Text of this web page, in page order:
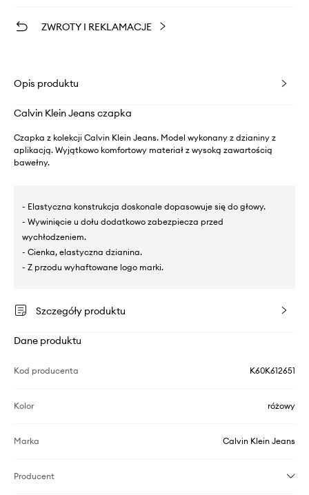
ZWROTY I REKLAMACJE
Opis produktu
Calvin Klein Jeans czapka
Czapka z kolekcji Calvin Klein Jeans. Model wykonany z dzianiny z
aplikacją. Wyjątkowo komfortowy materiał z wysoką zawartością
bawełny.
- Elastyczna konstrukcja doskonale dopasowuje się do głowy.
- Wywinięcie u dołu dodatkowo zabezpiecza przed
wychłodzeniem.
- Cienka, elastyczna dzianina.
- Z przodu wyhaftowane logo marki.
Szczegóły produktu
Dane produktu
Kod producenta K60K612651
Kolor różowy
Marka Calvin Klein Jeans
Producent